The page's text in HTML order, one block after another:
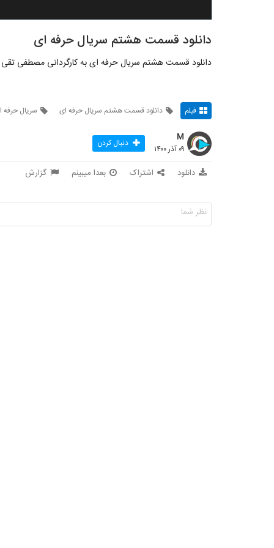
دانلود قسمت هشتم سریال حرفه ای
دانلود قسمت هشتم سریال حرفه ای به کارگردانی مصطفی تقی
فیلم دانلود قسمت هشتم سریال حرفه ای سریال حرفه
M
۰۹ آذر ۱۴۰۰ دنبال کردن
دانلود اشتراک بعدا میبینم گزارش